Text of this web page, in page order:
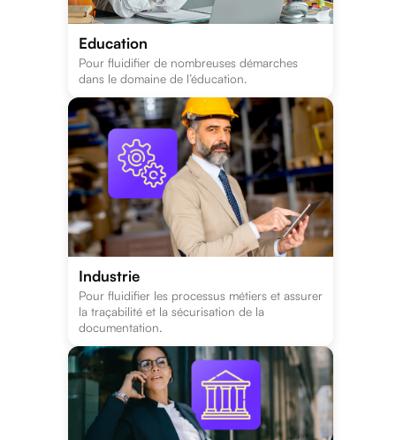
Education
Pour fluidifier de nombreuses démarches
dans le domaine de l’éducation.
Industrie
Pour fluidifier les processus métiers et assurer
la traçabilité et la sécurisation de la
documentation.